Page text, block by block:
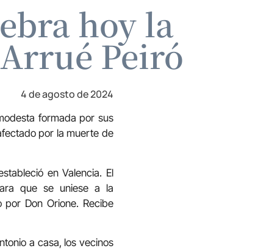
hoy la
Peiró
4 de agosto de 2024
formada por sus
por la muerte de
en Valencia. El
que se uniese a la
Don Orione. Recibe
a casa, los vecinos